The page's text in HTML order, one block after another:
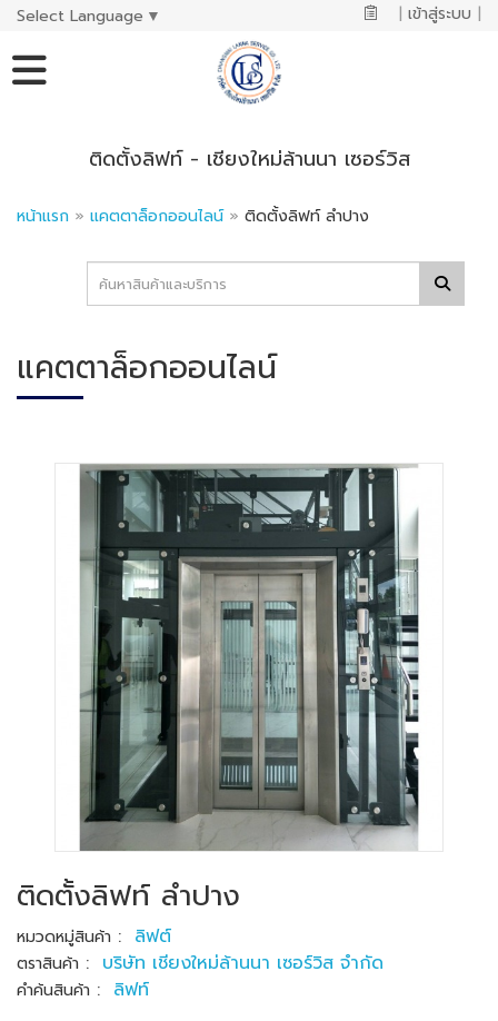
Select Language ▼ | เข้าสู่ระบบ |
ติดตั้งลิฟท์ - เชียงใหม่ล้านนา เซอร์วิส
หน้าแรก » แคตตาล็อกออนไลน์ » ติดตั้งลิฟท์ ลำปาง
แคตตาล็อกออนไลน์
ติดตั้งลิฟท์ ลำปาง
หมวดหมู่สินค้า : ลิฟต์
ตราสินค้า : บริษัท เชียงใหม่ล้านนา เซอร์วิส จำกัด
คำค้นสินค้า : ลิฟท์